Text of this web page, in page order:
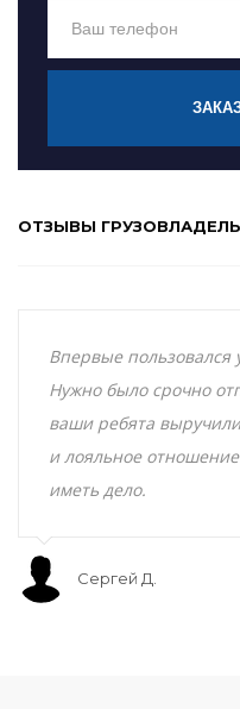
ОТЗЫВЫ
Впервые пользовался
Нужно было срочно
ваши ребята
и лояльное
иметь дело.
Сергей Д.